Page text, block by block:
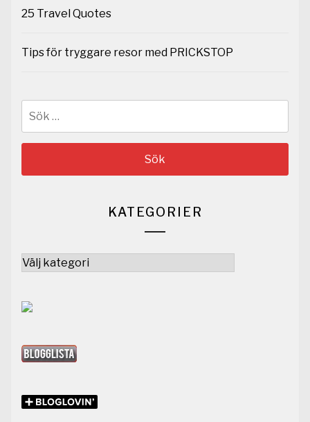
25 Travel Quotes
Tips för tryggare resor med PRICKSTOP
KATEGORIER
Kategorier